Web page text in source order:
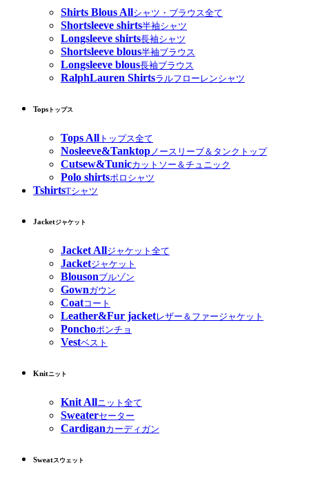
Shirts Blous Allシャツ・ブラウス全て
Shortsleeve shirts半袖シャツ
Longsleeve shirts長袖シャツ
Shortsleeve blous半袖ブラウス
Longsleeve blous長袖ブラウス
RalphLauren Shirtsラルフローレンシャツ
Tops トップス
Tops All トップス全て
Nosleeve&Tanktop ノースリーブ＆タンクトップ
Cutsew&Tunicカットソー＆チュニック
Polo shirtsポロシャツ
TshirtsTシャツ
Jacketジャケット
Jacket Allジャケット全て
Jacketジャケット
Blousonブルゾン
Gownガウン
Coatコート
Leather&Fur jacketレザー＆ファージャケット
Ponchoポンチョ
Vestベスト
Knitニット
Knit Allニット全て
Sweaterセーター
Cardiganカーディガン
Sweatスウェット